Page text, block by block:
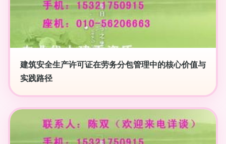
建筑安全生产许可证在劳务分包管理中的核心价值与
实践路径